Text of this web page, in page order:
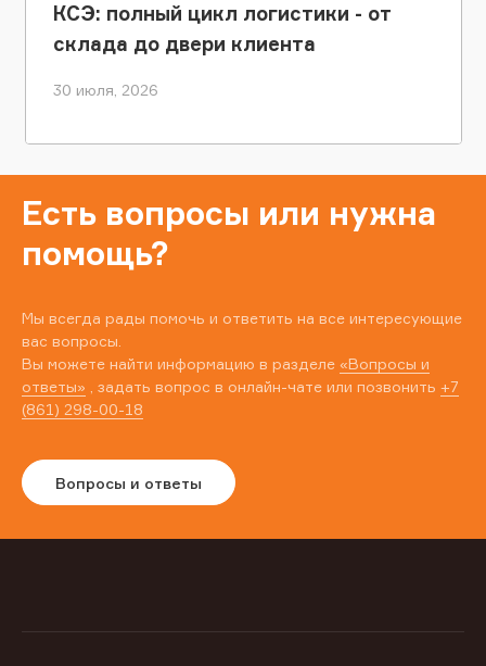
КСЭ: полный цикл логистики - от
склада до двери клиента
30 июля, 2026
Есть вопросы или нужна
помощь?
Мы всегда рады помочь и ответить на все интересующие
вас вопросы.
Вы можете найти информацию в разделе «Вопросы и
ответы» , задать вопрос в онлайн-чате или позвонить +7
(861) 298-00-18
Вопросы и ответы